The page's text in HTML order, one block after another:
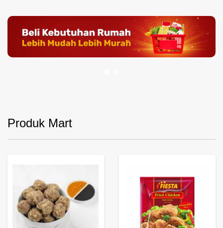
Produk Mart